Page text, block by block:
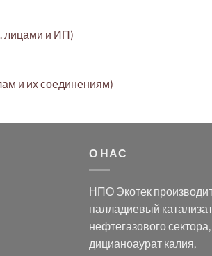
лицами и ИП)
и их соединениям)
О НАС
НПО Экотек
палладиевый
нефтегазового сектора,
дицианоаурат калия,